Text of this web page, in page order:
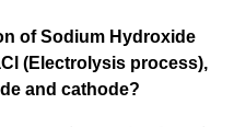
of Sodium Hydroxide
(Electrolysis process),
and cathode?